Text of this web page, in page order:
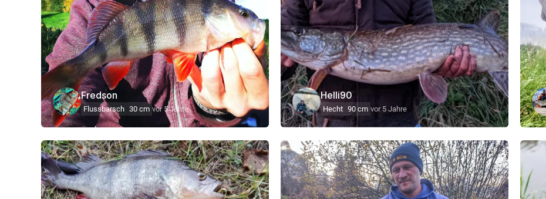
Fredson
Flussbarsch 30 cm vor 5 Jahre
Helli90
Hecht 90 cm vor 5 Jahre